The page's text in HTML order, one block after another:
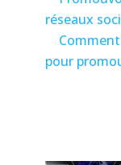
réseaux
pour